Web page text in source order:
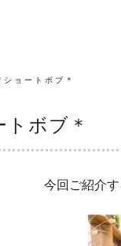
ショートボブ＊
トボブ＊
今回ご紹介